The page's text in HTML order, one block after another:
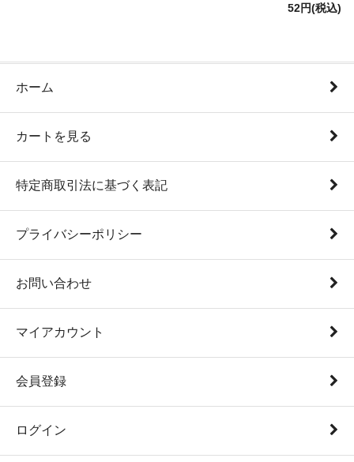
52円(税込)
ホーム
カートを見る
特定商取引法に基づく表記
プライバシーポリシー
お問い合わせ
マイアカウント
会員登録
ログイン